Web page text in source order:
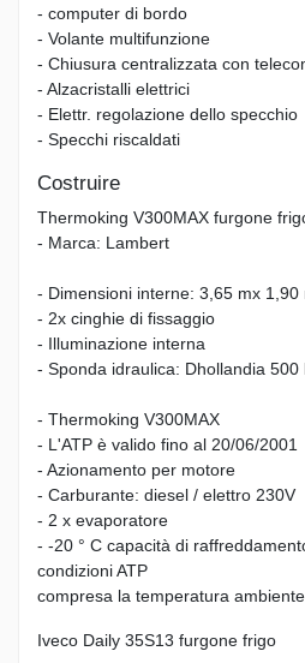
- computer di bordo
- Volante multifunzione
- Chiusura centralizzata con
- Alzacristalli elettrici
- Elettr. regolazione dello specchio
- Specchi riscaldati
Costruire
Thermoking V300MAX furgone
- Marca: Lambert
- Dimensioni interne: 3,65 mx 1,90
- 2x cinghie di fissaggio
- Illuminazione interna
- Sponda idraulica: Dhollandia 500
- Thermoking V300MAX
- L'ATP è valido fino al 20/06/2001
- Azionamento per motore
- Carburante: diesel / elettro 230V
- 2 x evaporatore
- -20 ° C capacità di
condizioni ATP
compresa la temperatura
Iveco Daily 35S13 furgone frigo